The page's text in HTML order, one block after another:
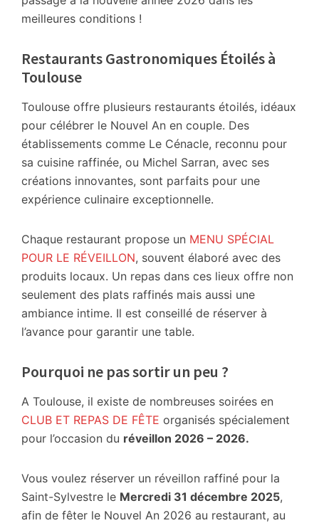
meilleures conditions !
Restaurants Gastronomiques Étoilés à
Toulouse
Toulouse offre plusieurs restaurants étoilés, idéaux
pour célébrer le Nouvel An en couple. Des
établissements comme Le Cénacle, reconnu pour
sa cuisine raffinée, ou Michel Sarran, avec ses
créations innovantes, sont parfaits pour une
expérience culinaire exceptionnelle.
Chaque restaurant propose un MENU SPÉCIAL
POUR LE RÉVEILLON, souvent élaboré avec des
produits locaux. Un repas dans ces lieux offre non
seulement des plats raffinés mais aussi une
ambiance intime. Il est conseillé de réserver à
l’avance pour garantir une table.
Pourquoi ne pas sortir un peu ?
A Toulouse, il existe de nombreuses soirées en
CLUB ET REPAS DE FÊTE organisés spécialement
pour l’occasion du réveillon 2026 – 2026.
Vous voulez réserver un réveillon raffiné pour la
Saint-Sylvestre le Mercredi 31 décembre 2025,
afin de fêter le Nouvel An 2026 au restaurant, au